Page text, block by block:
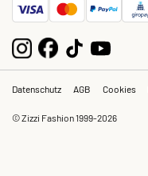
Datenschutz AGB Cookies
© Zizzi Fashion 1999-2026